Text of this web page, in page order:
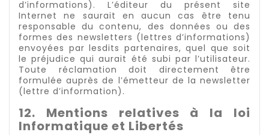
d’informations). L’éditeur du présent site
Internet ne saurait en aucun cas être tenu
responsable du contenu, des données ou des
formes des newsletters (lettres d’informations)
envoyées par lesdits partenaires, quel que soit
le préjudice qui aurait été subi par l’utilisateur.
Toute réclamation doit directement être
formulée auprès de l’émetteur de la newsletter
(lettre d’information).
12. Mentions relatives à la loi
Informatique et Libertés